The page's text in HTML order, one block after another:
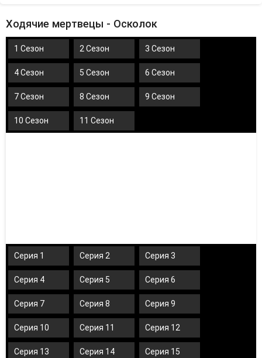
Ходячие мертвецы - Осколок
1 Сезон 2 Сезон 3 Сезон
4 Сезон 5 Сезон 6 Сезон
7 Сезон 8 Сезон 9 Сезон
10 Сезон 11 Сезон
Серия 1 Серия 2 Серия 3
Серия 4 Серия 5 Серия 6
Серия 7 Серия 8 Серия 9
Серия 10 Серия 11 Серия 12
Серия 13 Серия 14 Серия 15